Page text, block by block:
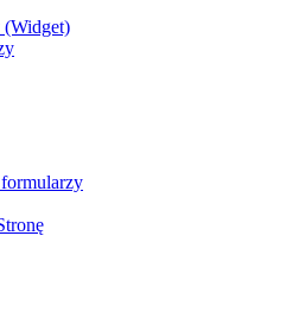
(Widget)